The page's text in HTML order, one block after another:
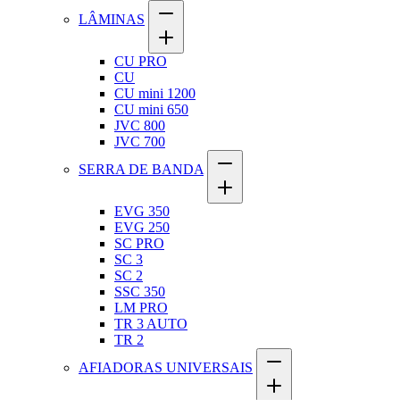
LÂMINAS
CU PRO
CU
CU mini 1200
CU mini 650
JVC 800
JVC 700
SERRA DE BANDA
EVG 350
EVG 250
SC PRO
SC 3
SC 2
SSC 350
LM PRO
TR 3 AUTO
TR 2
AFIADORAS UNIVERSAIS